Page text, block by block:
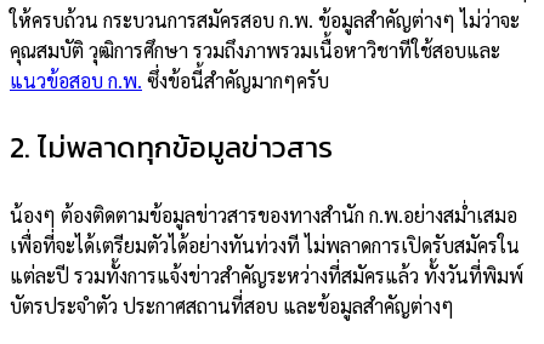
ให้ครบถ้วน กระบวนการสมัครสอบ ก.พ. ข้อมูลสำคัญต่างๆ ไม่ว่าจะ
คุณสมบัติ วุฒิการศึกษา รวมถึงภาพรวมเนื้อหาวิชาทีใช้สอบและ
แนวข้อสอบ ก.พ. ซึ่งข้อนี้สำคัญมากๆครับ
2. ไม่พลาดทุกข้อมูลข่าวสาร
น้องๆ ต้องติดตามข้อมูลข่าวสารของทางสำนัก ก.พ.อย่างสม่ำเสมอ
เพื่อที่จะได้เตรียมตัวได้อย่างทันท่วงที ไม่พลาดการเปิดรับสมัครใน
แต่ละปี รวมทั้งการแจ้งข่าวสำคัญระหว่างที่สมัครแล้ว ทั้งวันที่พิมพ์
บัตรประจำตัว ประกาศสถานที่สอบ และข้อมูลสำคัญต่างๆ